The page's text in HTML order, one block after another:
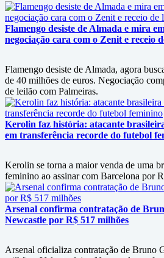
Flamengo desiste de Almada e mira
negociação cara com o Zenit e receio
Flamengo desiste de Almada, agora
de 40 milhões de euros. Negociação
de leilão com Palmeiras.
Kerolin faz história: atacante
em transferência recorde do futebol
Kerolin se torna a maior venda de uma
feminino ao assinar com Barcelona por
Arsenal confirma contratação de
Newcastle por R$ 517 milhões
Arsenal oficializa contratação de Bruno